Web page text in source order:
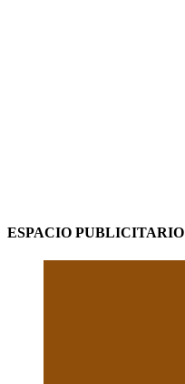
ESPACIO PUBLICITARIO